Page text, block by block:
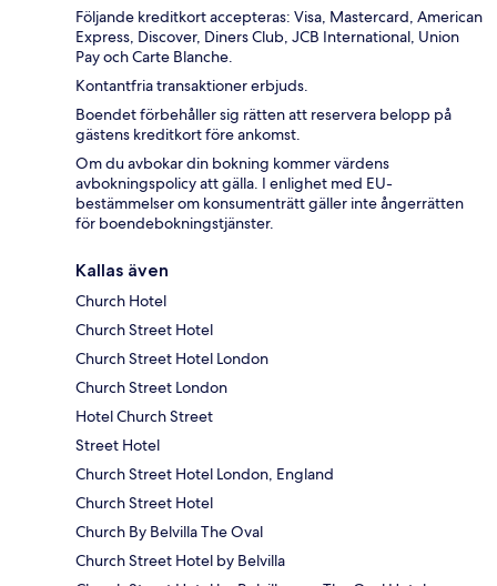
Följande kreditkort accepteras: Visa, Mastercard, American
Express, Discover, Diners Club, JCB International, Union
Pay och Carte Blanche.
Kontantfria transaktioner erbjuds.
Boendet förbehåller sig rätten att reservera belopp på
gästens kreditkort före ankomst.
Om du avbokar din bokning kommer värdens
avbokningspolicy att gälla. I enlighet med EU-
bestämmelser om konsumenträtt gäller inte ångerrätten
för boendebokningstjänster.
Kallas även
Church Hotel
Church Street Hotel
Church Street Hotel London
Church Street London
Hotel Church Street
Street Hotel
Church Street Hotel London, England
Church Street Hotel
Church By Belvilla The Oval
Church Street Hotel by Belvilla